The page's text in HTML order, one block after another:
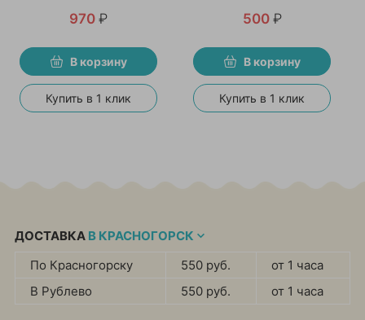
970 ₽
В корзину
Купить в 1 клик
500 ₽
В корзину
Купить в 1 клик
ДОСТАВКА В КРАСНОГОРСК
По Красногорску
550 руб.
от 1 часа
В Рублево
550 руб. от 1 часа